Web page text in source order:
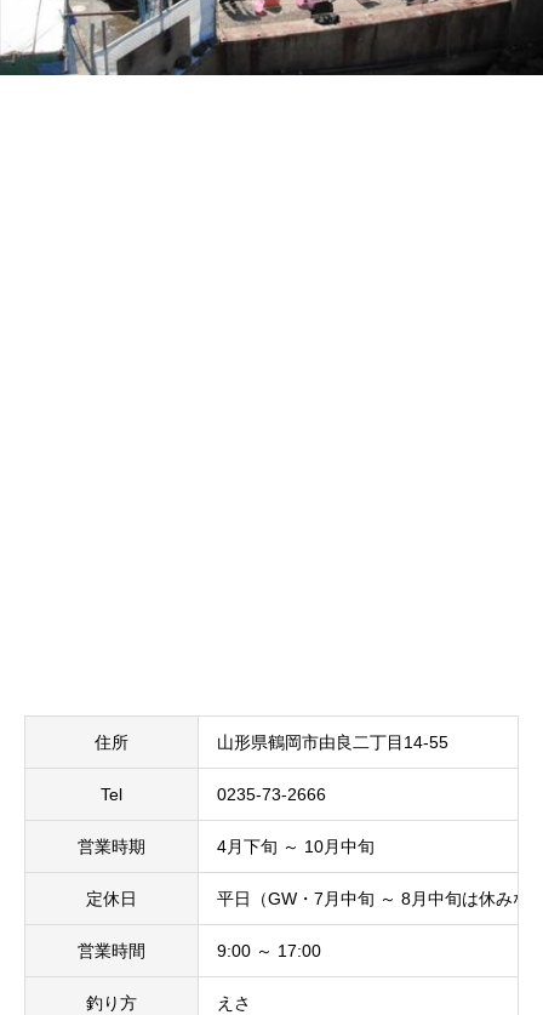
住所 山形県鶴岡市由良二丁目14-55
Tel 0235-73-2666
営業時期 4月下旬 ～ 10月中旬
定休日 平日（GW・7月中旬 ～ 8月中旬は休みな
営業時間 9:00 ～ 17:00
釣り方 えさ